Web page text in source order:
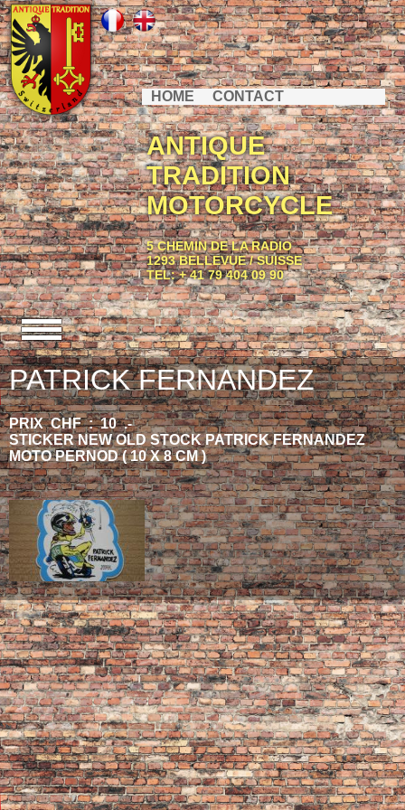
HOME CONTACT
ANTIQUE
TRADITION
MOTORCYCLE
5 CHEMIN DE LA RADIO
1293 BELLEVUE / SUISSE
TEL: + 41 79 404 09 90
PATRICK FERNANDEZ
PRIX CHF : 10 .-
STICKER NEW OLD STOCK PATRICK FERNANDEZ
MOTO PERNOD ( 10 X 8 CM )